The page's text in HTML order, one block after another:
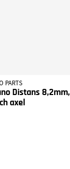
PARTS
Distans 8,2mm,
axel